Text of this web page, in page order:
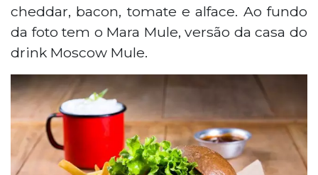
cheddar, bacon, tomate e alface. Ao fundo
da foto tem o Mara Mule, versão da casa do
drink Moscow Mule.